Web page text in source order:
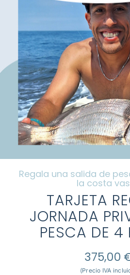
Cenizas
El barco
Preguntas
Galería
Blog
Contacto
Mi cuenta
Regala una salida de
la costa
TARJETA
JORNADA
PESCA DE 4
375,00
(Precio IVA